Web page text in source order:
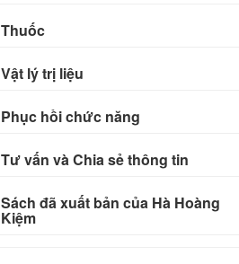
Thuốc
Vật lý trị liệu
Phục hồi chức năng
Tư vấn và Chia sẻ thông tin
Sách đã xuất bản của Hà Hoàng
Kiệm